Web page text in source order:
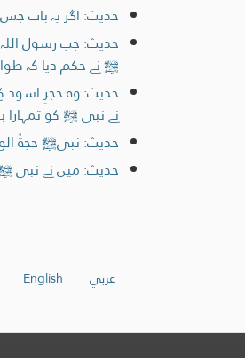
حدیث: اگر يہ بات جس
حدیث: جب رسول اللہ
ﷺ نے حکم دیا کہ
حدیث: وہ حجرِ اسود
نے نبی ﷺ کو تمہارا
حدیث: نبیﷺ حجۃُ
حدیث: میں نے نبی ﷺ
عربي English